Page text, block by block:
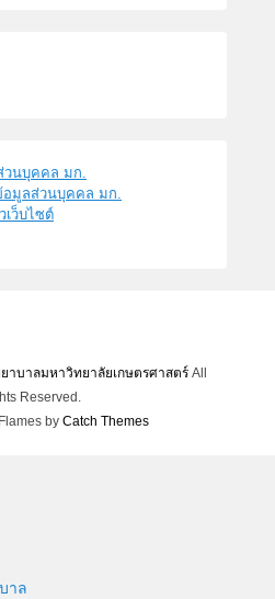
วนบุคคล มก.
อมูลส่วนบุคคล มก.
เว็บไซต์
าบาลมหาวิทยาลัยเกษตรศาสตร์ All
Reserved.
by Catch Themes
าล